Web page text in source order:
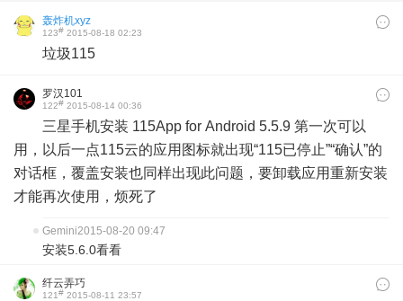
‹ ›
轰炸机xyz
123# 2015-08-18 02:23
垃圾115
罗汉101
122# 2015-08-14 00:36
三星手机安装 115App for Android 5.5.9 第一次可以
用，以后一点115云的应用图标就出现“115已停止”“确认”的
对话框，覆盖安装也同样出现此问题，要卸载应用重新安装
才能再次使用，烦死了
Gemini2015-08-20 09:47
安装5.6.0看看
纤云弄巧
121# 2015-08-11 23:57